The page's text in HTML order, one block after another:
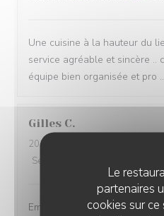
Le
partenaires
cookies sur
Une cuisine à la hauteur du
service agréable et sincère
équipe bien organisée et pro ..
Gilles C
2026-08-04
Service
Emplacement enchanteur et